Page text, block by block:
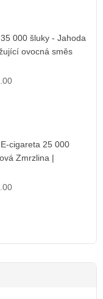
000 šluky - Jahoda
ovocná směs
cigareta 25 000
Zmrzlina |
příchuť